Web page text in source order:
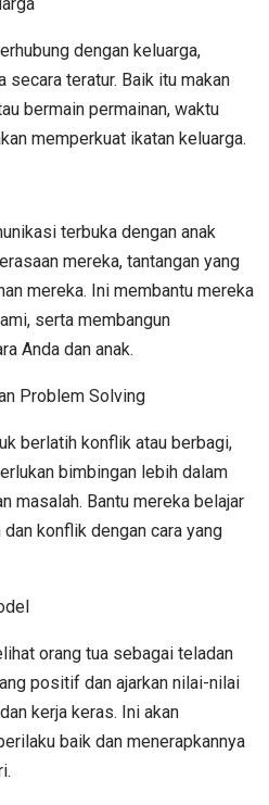
dengan keluarga,
secara teratur. Baik itu makan
bermain permainan, waktu
memperkuat ikatan keluarga.
terbuka dengan anak
mereka, tantangan yang
mereka. Ini membantu mereka
serta membangun
Anda dan anak.
Problem Solving
berlatih konflik atau berbagi,
bimbingan lebih dalam
masalah. Bantu mereka belajar
konflik dengan cara yang
orang tua sebagai teladan
positif dan ajarkan nilai-nilai
kerja keras. Ini akan
baik dan menerapkannya